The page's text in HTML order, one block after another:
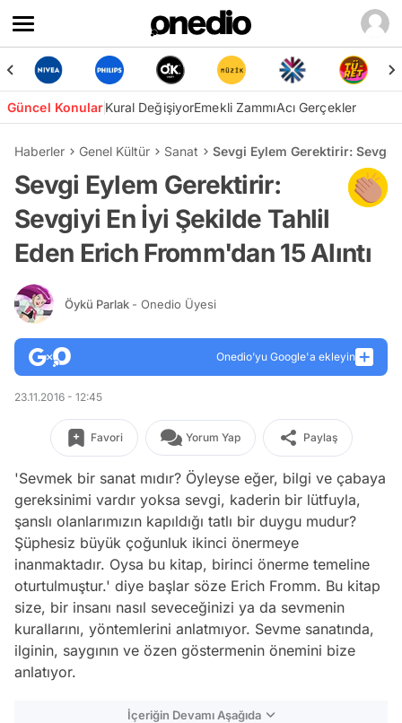
Güncel KonularKural DeğişiyorEmekli ZammıAcı Gerçekler
Haberler Genel Kültür Sanat Sevgi Eylem Gerektirir:
Sevgi Eylem Gerektirir:
Sevgiyi En İyi Şekilde Tahlil
Eden Erich Fromm'dan 15 Alıntı
Öykü Parlak - Onedio Üyesi
Onedio’yu Google'a ekleyin
23.11.2016 - 12:45
Favori Yorum Yap Paylaş
'Sevmek bir sanat mıdır? Öyleyse eğer, bilgi ve çabaya
gereksinimi vardır yoksa sevgi, kaderin bir lütfuyla,
şanslı olanlarımızın kapıldığı tatlı bir duygu mudur?
Şüphesiz büyük çoğunluk ikinci önermeye
inanmaktadır. Oysa bu kitap, birinci önerme temeline
oturtulmuştur.' diye başlar söze Erich Fromm. Bu kitap
size, bir insanı nasıl seveceğinizi ya da sevmenin
kurallarını, yöntemlerini anlatmıyor. Sevme sanatında,
ilginin, saygının ve özen göstermenin önemini bize
anlatıyor.
İçeriğin Devamı Aşağıda